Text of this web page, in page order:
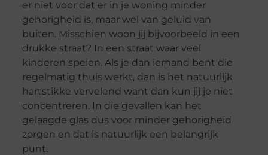
er niet voor dat er in je woning minder
gehorigheid is, maar wel van geluid van
buiten. Misschien woon jij bijvoorbeeld in een
drukke straat? In een straat waar veel
kinderen spelen. Als je dan iemand bent die
regelmatig thuis werkt, dan is het natuurlijk
hartstikke vervelend want dan kun jij je niet
concentreren. In die gevallen kan het
gelaagde glas dus voor minder gehorigheid
zorgen en dat is natuurlijk een belangrijk
punt.